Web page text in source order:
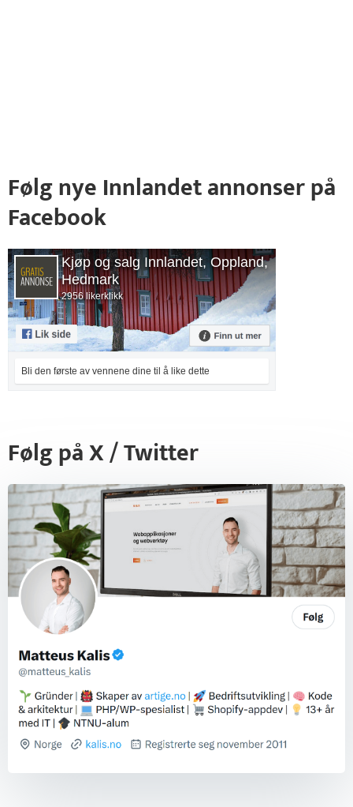
Følg nye Innlandet annonser på
Facebook
Kjøp og salg Innlandet, Oppland,
Hedmark
2956 likerklikk
Bli den første av vennene dine til å like dette
Følg på X / Twitter